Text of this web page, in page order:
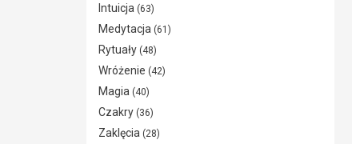
Intuicja (63)
Medytacja (61)
Rytuały (48)
Wróżenie (42)
Magia (40)
Czakry (36)
Zaklęcia (28)